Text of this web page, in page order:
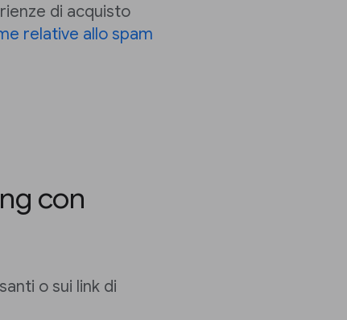
di acquisto
relative allo spam
con
o sui link di